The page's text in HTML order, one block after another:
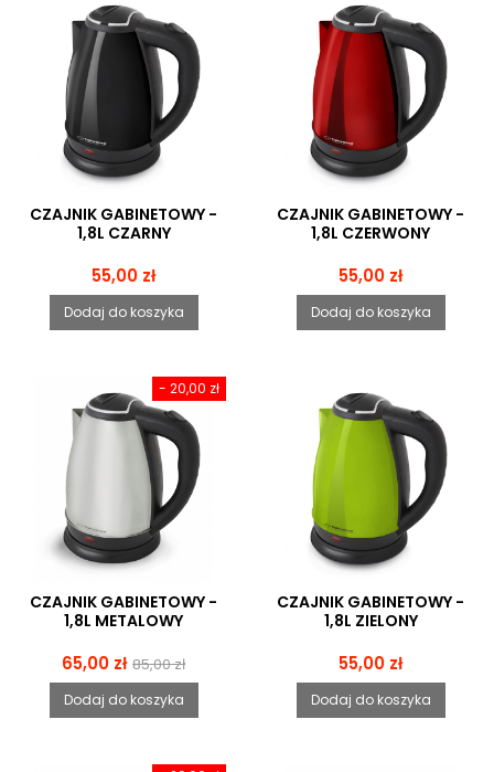
CZAJNIK GABINETOWY -
1,8L CZARNY
Cena
55,00 zł
Dodaj do koszyka
CZAJNIK GABINETOWY -
1,8L CZERWONY
Cena
55,00 zł
Dodaj do koszyka
- 20,00 zł
CZAJNIK GABINETOWY -
1,8L METALOWY
Cena
65,00 zł Cena
podstawowa
85,00 zł
Dodaj do koszyka
CZAJNIK GABINETOWY -
1,8L ZIELONY
Cena
55,00 zł
Dodaj do koszyka